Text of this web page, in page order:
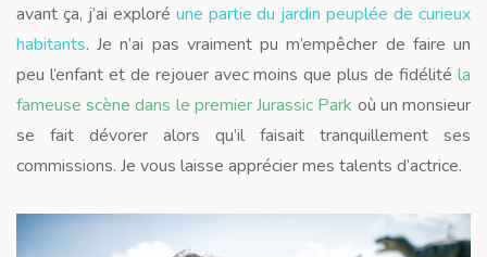
avant ça, j’ai exploré une partie du jardin peuplée de curieux
habitants. Je n’ai pas vraiment pu m’empêcher de faire un
peu l’enfant et de rejouer avec moins que plus de fidélité la
fameuse scène dans le premier Jurassic Park où un monsieur
se fait dévorer alors qu’il faisait tranquillement ses
commissions. Je vous laisse apprécier mes talents d’actrice.